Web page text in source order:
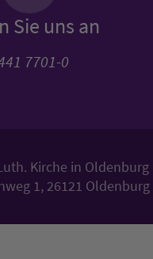
Sie uns an
7701-0
Kirche in Oldenburg
1, 26121 Oldenburg